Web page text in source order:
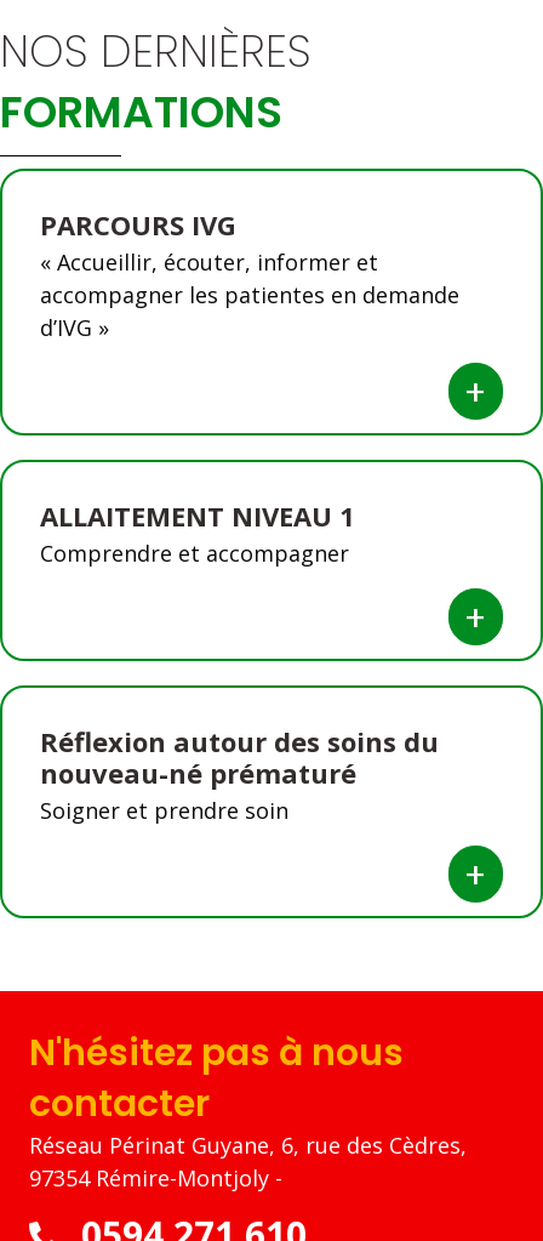
NOS DERNIÈRES
FORMATIONS
PARCOURS IVG
« Accueillir, écouter, informer et
accompagner les patientes en demande
d’IVG »
+
ALLAITEMENT NIVEAU 1
Comprendre et accompagner
+
Réflexion autour des soins du
nouveau-né prématuré
Soigner et prendre soin
+
N'hésitez pas à nous
contacter
Réseau Périnat Guyane, 6, rue des Cèdres,
97354 Rémire-Montjoly -